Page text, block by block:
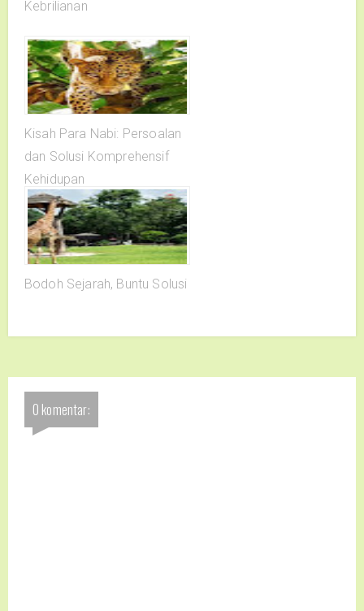
Kebrilianan
Kisah Para Nabi: Persoalan
dan Solusi Komprehensif
Kehidupan
Bodoh Sejarah, Buntu Solusi
0 komentar: